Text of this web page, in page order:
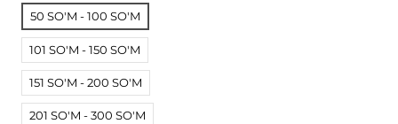
50 SO'M - 100 SO'M
101 SO'M - 150 SO'M
151 SO'M - 200 SO'M
201 SO'M - 300 SO'M
3dBozor.uz
метро Мирзо Улугбек, трц. Бунедкор / 44
Телеграм:
Для звонков